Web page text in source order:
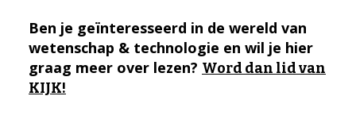
Ben je geïnteresseerd in de wereld van
wetenschap & technologie en wil je hier
graag meer over lezen? Word dan lid van
KIJK!